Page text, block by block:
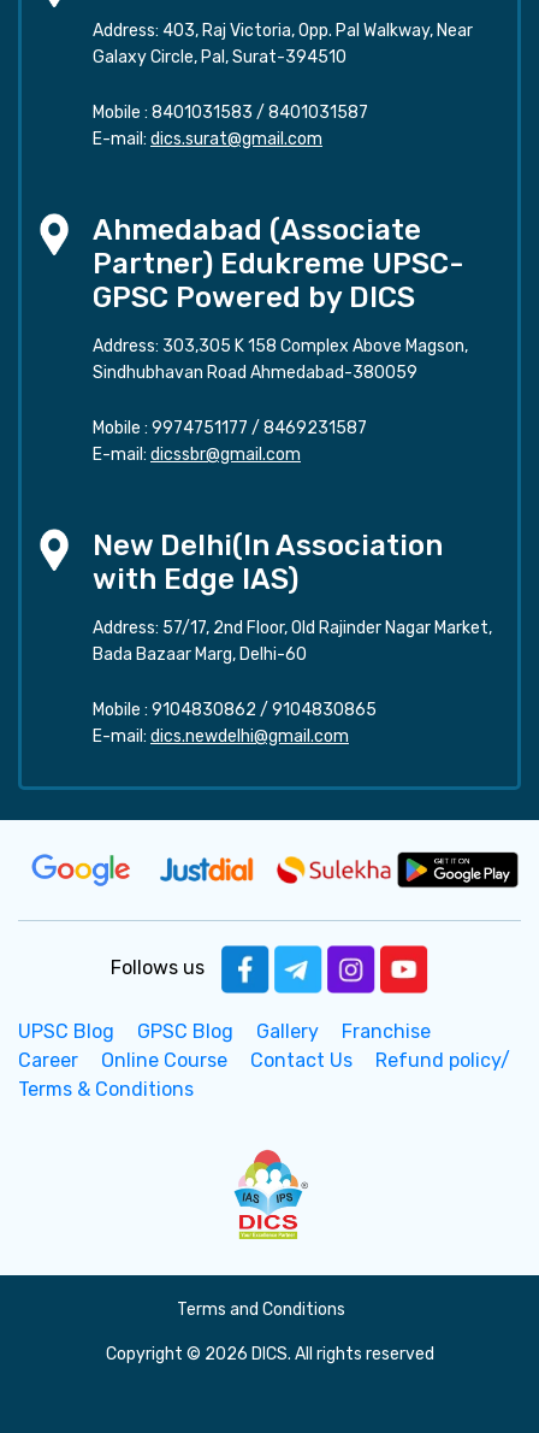
Address: 403, Raj Victoria, Opp. Pal Walkway, Near
Galaxy Circle, Pal, Surat-394510
Mobile : 8401031583 / 8401031587
E-mail: dics.surat@gmail.com
Ahmedabad (Associate
Partner) Edukreme UPSC-
GPSC Powered by DICS
Address: 303,305 K 158 Complex Above Magson,
Sindhubhavan Road Ahmedabad-380059
Mobile : 9974751177 / 8469231587
E-mail: dicssbr@gmail.com
New Delhi(In Association
with Edge IAS)
Address: 57/17, 2nd Floor, Old Rajinder Nagar Market,
Bada Bazaar Marg, Delhi-60
Mobile : 9104830862 / 9104830865
E-mail: dics.newdelhi@gmail.com
Follows us
UPSC Blog GPSC Blog Gallery
Franchise
Career
Online Course Contact Us
Refund policy/
Terms & Conditions
Terms and Conditions
Copyright © 2026 DICS. All rights reserved